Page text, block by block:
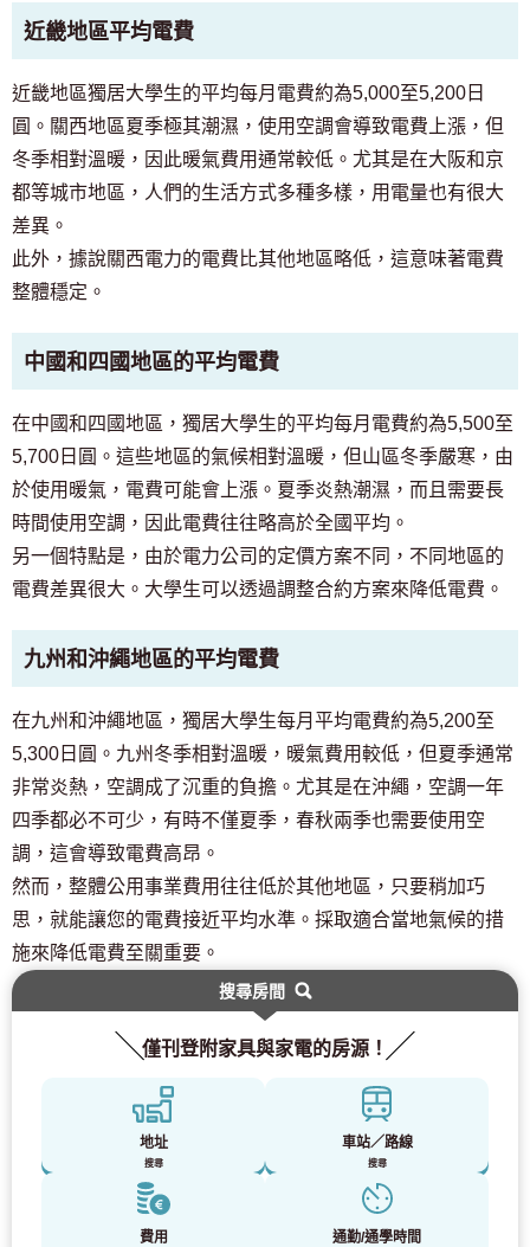
近畿地區平均電費
近畿地區獨居大學生的平均每月電費約為5,000至5,200日
圓。關西地區夏季極其潮濕，使用空調會導致電費上漲，但
冬季相對溫暖，因此暖氣費用通常較低。尤其是在大阪和京
都等城市地區，人們的生活方式多種多樣，用電量也有很大
差異。
此外，據說關西電力的電費比其他地區略低，這意味著電費
整體穩定。
中國和四國地區的平均電費
在中國和四國地區，獨居大學生的平均每月電費約為5,500至
5,700日圓。這些地區的氣候相對溫暖，但山區冬季嚴寒，由
於使用暖氣，電費可能會上漲。夏季炎熱潮濕，而且需要長
時間使用空調，因此電費往往略高於全國平均。
另一個特點是，由於電力公司的定價方案不同，不同地區的
電費差異很大。大學生可以透過調整合約方案來降低電費。
九州和沖繩地區的平均電費
在九州和沖繩地區，獨居大學生每月平均電費約為5,200至
5,300日圓。九州冬季相對溫暖，暖氣費用較低，但夏季通常
非常炎熱，空調成了沉重的負擔。尤其是在沖繩，空調一年
四季都必不可少，有時不僅夏季，春秋兩季也需要使用空
調，這會導致電費高昂。
然而，整體公用事業費用往往低於其他地區，只要稍加巧
思，就能讓您的電費接近平均水準。採取適合當地氣候的措
施來降低電費至關重要。
搜尋房間
僅刊登附家具與家電的房源！
地址
搜尋
車站／路線
搜尋
費用 通勤/通學時間